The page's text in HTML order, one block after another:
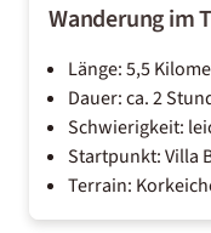
Wanderung im
Länge: 5,5
Dauer: ca. 2
Schwierigkeit:
Startpunkt: Villa
Terrain: